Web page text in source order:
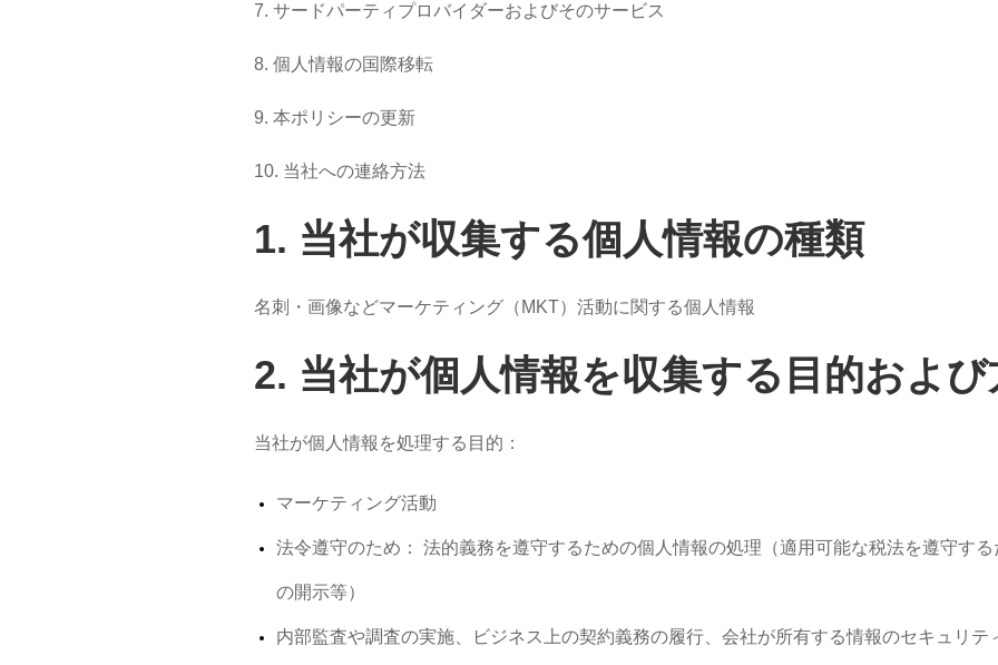
7. サードパーティプロバイダーおよびそのサービス
8. 個人情報の国際移転
9. 本ポリシーの更新
10. 当社への連絡方法
1. 当社が収集する個人情報の種類
名刺・画像などマーケティング（MKT）活動に関する個人情報
2. 当社が個人情報を収集する目的および
当社が個人情報を処理する目的：
マーケティング活動
法令遵守のため： 法的義務を遵守するための個人情報の処理（適用可能な税法を遵守す
の開示等）
内部監査や調査の実施、ビジネス上の契約義務の履行、会社が所有する情報のセキュリ